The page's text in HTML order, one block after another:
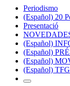
Periodismo
(Español) 20
Presentació
(Español)
(Español)
(Español)
(Español) TFG